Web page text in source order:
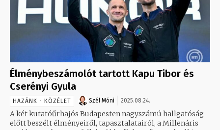
Élménybeszámolót tartott Kapu Tibor és
Cserényi Gyula
HAZÁNK - KÖZÉLET Szél Móni 2025.08.24.
A két kutatóűrhajós Budapesten nagyszámú hallgatóság
előtt beszélt élményeiről, tapasztalatairól, a Millenáris